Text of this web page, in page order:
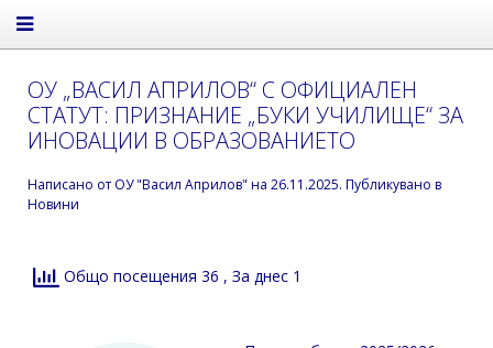
ОУ „ВАСИЛ АПРИЛОВ“ С ОФИЦИАЛЕН
СТАТУТ: ПРИЗНАНИЕ „БУКИ УЧИЛИЩЕ“ ЗА
ИНОВАЦИИ В ОБРАЗОВАНИЕТО
Написано от ОУ "Васил Априлов" на 26.11.2025. Публикувано в
Новини
Общо посещения 36 , За днес 1